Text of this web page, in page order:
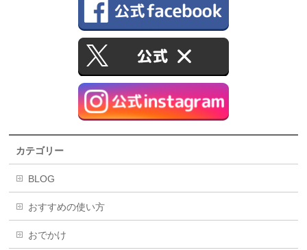
カテゴリー
BLOG
おすすめの使い方
おでかけ